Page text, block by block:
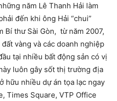
năm Lê Thanh Hải làm
đến khi ông Hải “chui”
Bí thư Sài Gòn, từ năm 2007,
vàng và các doanh nghiệp
tại nhiều bất động sản có vị
luôn gây sốt thị trường địa
hữu nhiều dự án tọa lạc ngay
Times Square, VTP Office